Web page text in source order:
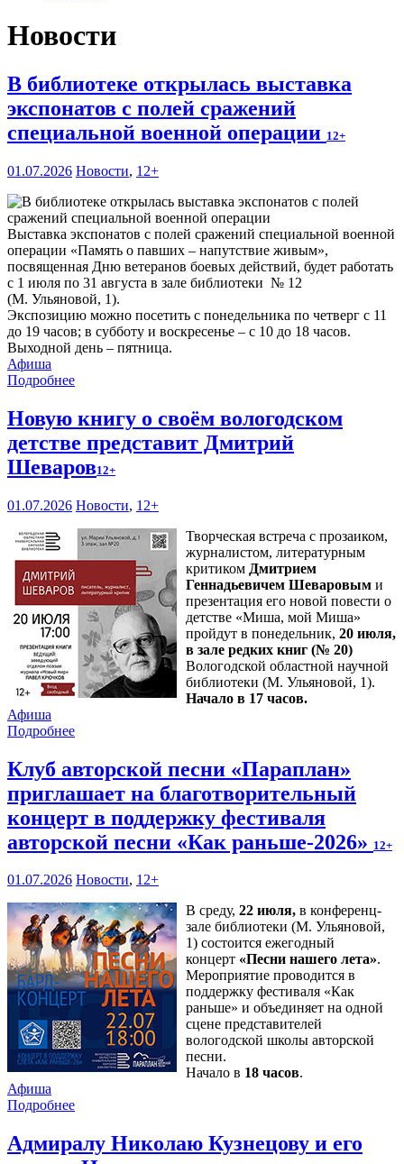
Новости
В библиотеке открылась выставка
экспонатов с полей сражений
специальной военной операции 12+
01.07.2026 Новости, 12+
Выставка экспонатов с полей сражений специальной военной
операции «Память о павших – напутствие живым»,
посвященная Дню ветеранов боевых действий, будет работать
с 1 июля по 31 августа в зале библиотеки № 12
(М. Ульяновой, 1).
Экспозицию можно посетить с понедельника по четверг с 11
до 19 часов; в субботу и воскресенье – с 10 до 18 часов.
Выходной день – пятница.
Афиша
Подробнее
Новую книгу о своём вологодском
детстве представит Дмитрий
Шеваров12+
01.07.2026 Новости, 12+
Творческая встреча с прозаиком,
журналистом, литературным
критиком Дмитрием
Геннадьевичем Шеваровым и
презентация его новой повести о
детстве «Миша, мой Миша»
пройдут в понедельник, 20 июля,
в зале редких книг (№ 20)
Вологодской областной научной
библиотеки (М. Ульяновой, 1).
Начало в 17 часов.
Афиша
Подробнее
Клуб авторской песни «Параплан»
приглашает на благотворительный
концерт в поддержку фестиваля
авторской песни «Как раньше-2026» 12+
01.07.2026 Новости, 12+
В среду, 22 июля, в конференц-
зале библиотеки (М. Ульяновой,
1) состоится ежегодный
концерт «Песни нашего лета».
Мероприятие проводится в
поддержку фестиваля «Как
раньше» и объединяет на одной
сцене представителей
вологодской школы авторской
песни.
Начало в 18 часов.
Афиша
Подробнее
Адмиралу Николаю Кузнецову и его